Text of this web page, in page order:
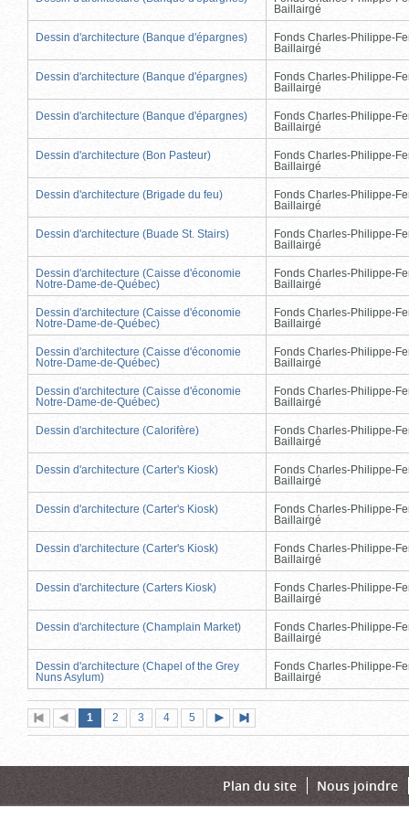
Baillairgé
Dessin d'architecture (Banque d'épargnes)
Fonds Charles-Philippe-
Baillairgé
Dessin d'architecture (Banque d'épargnes)
Fonds Charles-Philippe-
Baillairgé
Dessin d'architecture (Banque d'épargnes)
Fonds Charles-Philippe-
Baillairgé
Dessin d'architecture (Bon Pasteur)
Fonds Charles-Philippe-
Baillairgé
Dessin d'architecture (Brigade du feu)
Fonds Charles-Philippe-
Baillairgé
Dessin d'architecture (Buade St. Stairs)
Fonds Charles-Philippe-
Baillairgé
Dessin d'architecture (Caisse d'économie
Notre-Dame-de-Québec)
Fonds Charles-Philippe-
Baillairgé
Dessin d'architecture (Caisse d'économie
Notre-Dame-de-Québec)
Fonds Charles-Philippe-
Baillairgé
Dessin d'architecture (Caisse d'économie
Notre-Dame-de-Québec)
Fonds Charles-Philippe-
Baillairgé
Dessin d'architecture (Caisse d'économie
Notre-Dame-de-Québec)
Fonds Charles-Philippe-
Baillairgé
Dessin d'architecture (Calorifère)
Fonds Charles-Philippe-
Baillairgé
Dessin d'architecture (Carter's Kiosk)
Fonds Charles-Philippe-
Baillairgé
Dessin d'architecture (Carter's Kiosk)
Fonds Charles-Philippe-
Baillairgé
Dessin d'architecture (Carter's Kiosk)
Fonds Charles-Philippe-
Baillairgé
Dessin d'architecture (Carters Kiosk)
Fonds Charles-Philippe-
Baillairgé
Dessin d'architecture (Champlain Market)
Fonds Charles-Philippe-
Baillairgé
Dessin d'architecture (Chapel of the Grey
Nuns Asylum)
Fonds Charles-Philippe-
Baillairgé
Première
page
Page
précédente
Page
1 (page
actuelle)
Page
2 Page
3 Page
4 Page
5
suivante
page
Plan du site Nous joindre